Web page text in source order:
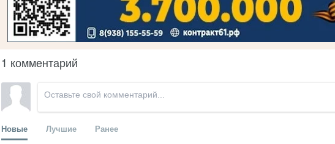
1 комментарий
Новые Лучшие Ранее